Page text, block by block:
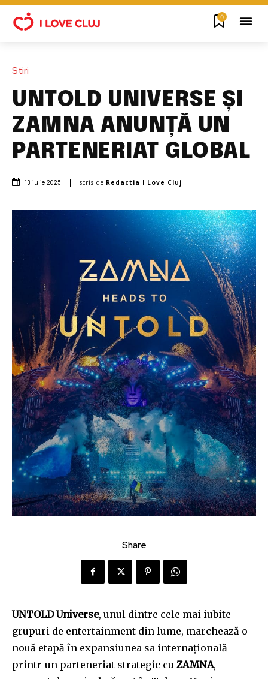
0
Stiri
UNTOLD UNIVERSE ȘI
ZAMNA ANUNȚĂ UN
PARTENERIAT GLOBAL
13 iulie 2025 scris de Redactia I Love Cluj
Share
UNTOLD Universe, unul dintre cele mai iubite
grupuri de entertainment din lume, marchează o
nouă etapă în expansiunea sa internațională
printr-un parteneriat strategic cu ZAMNA,